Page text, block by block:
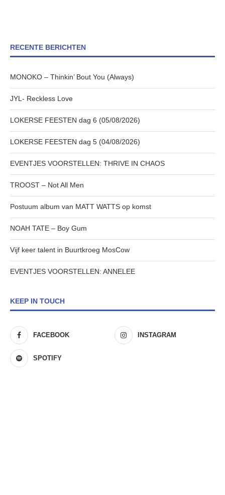
RECENTE BERICHTEN
MONOKO – Thinkin’ Bout You (Always)
JYL- Reckless Love
LOKERSE FEESTEN dag 6 (05/08/2026)
LOKERSE FEESTEN dag 5 (04/08/2026)
EVENTJES VOORSTELLEN: THRIVE IN CHAOS
TROOST – Not All Men
Postuum album van MATT WATTS op komst
NOAH TATE – Boy Gum
Vijf keer talent in Buurtkroeg MosCow
EVENTJES VOORSTELLEN: ANNELEE
KEEP IN TOUCH
FACEBOOK INSTAGRAM
SPOTIFY